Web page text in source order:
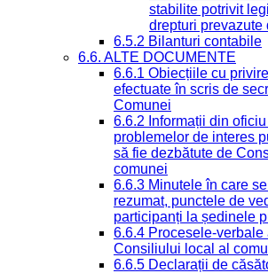
stabilite potrivit
drepturi prevazute
6.5.2 Bilanturi contabile
6.6. ALTE DOCUMENTE
6.6.1 Obiecțiile cu
efectuate în scris de
Comunei
6.6.2 Informații din
problemelor de interes
să fie dezbătute de
comunei
6.6.3 Minutele în care
rezumat, punctele de
participanți la ședinele
6.6.4 Procesele-
Consiliului local al
6.6.5 Declarații de